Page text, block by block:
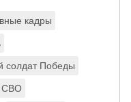
кадры
солдат Победы
СВО